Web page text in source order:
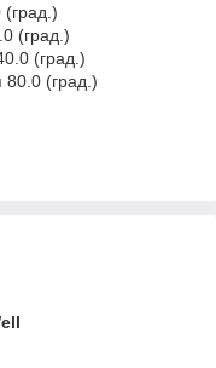
(град.)
(град.)
(град.)
80.0 (град.)